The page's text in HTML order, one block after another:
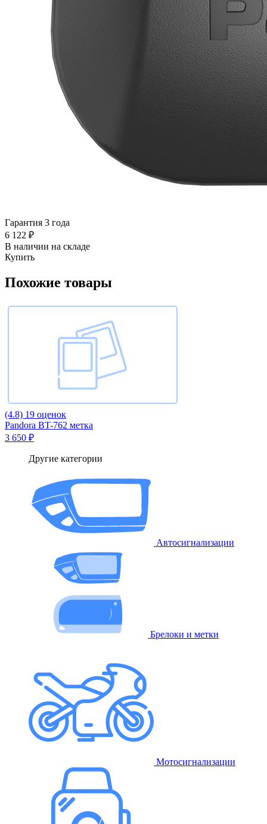
Гарантия 3 года
6 122 ₽
В наличии на складе
Купить
Похожие товары
(4.8) 19 оценок
Pandora BT-762 метка
3 650 ₽
Другие категории
Автосигнализации
Брелоки и метки
Мотосигнализации